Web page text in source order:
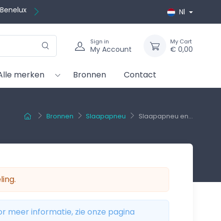
&
Nl
Sign in
My Account
My Cart
€ 0,00
merken Bronnen Contact
Bronnen Slaapapneu Slaapapneu en...
meer informatie, zie onze pagina